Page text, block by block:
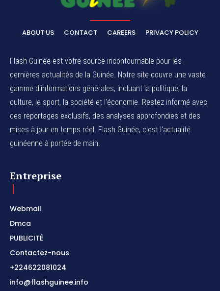
ABOUT US CONTACT CAREERS PRIVACY POLICY
Flash Guinée est votre source incontournable pour les
dernières actualités de la Guinée. Notre site couvre une vaste
gamme d'informations générales, incluant la politique, la
culture, le sport, la société et l'économie. Restez informé avec
des reportages exclusifs, des analyses approfondies et des
mises à jour en temps réel. Flash Guinée, c'est l'actualité
guinéenne à portée de main.
Entreprise
Webmail
Dmca
PUBLICITÉ
Contactez-nous
+224622081024
info@flashguinee.info